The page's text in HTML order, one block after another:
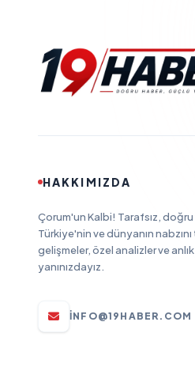
HAKKIMIZDA
Çorum'un Kalbi! Tarafsız, doğru
Türkiye'nin ve dünyanın
gelişmeler, özel analizler ve anlık
yanınızdayız.
INFO@19HABER.COM